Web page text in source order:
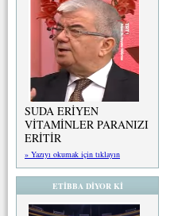
SUDA ERİYEN
VİTAMİNLER PARANIZI
ERİTİR
» Yazıyı okumak için tıklayın
ETİBBA DİYOR Kİ